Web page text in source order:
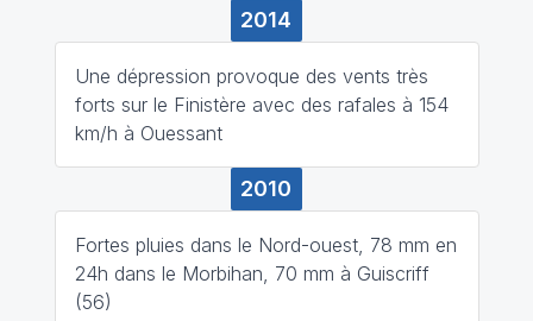
2014
Une dépression provoque des vents très
forts sur le Finistère avec des rafales à 154
km/h à Ouessant
2010
Fortes pluies dans le Nord-ouest, 78 mm en
24h dans le Morbihan, 70 mm à Guiscriff
(56)